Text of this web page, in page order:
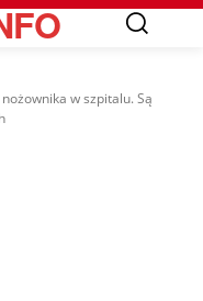
w szpitalu. Są